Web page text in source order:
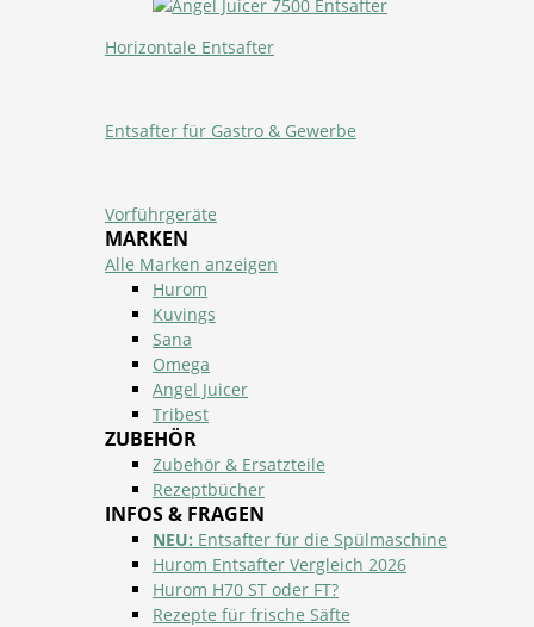
Horizontale Entsafter
Entsafter für Gastro & Gewerbe
Vorführgeräte
MARKEN
Alle Marken anzeigen
Hurom
Kuvings
Sana
Omega
Angel Juicer
Tribest
ZUBEHÖR
Zubehör & Ersatzteile
Rezeptbücher
INFOS & FRAGEN
NEU: Entsafter für die Spülmaschine
Hurom Entsafter Vergleich 2026
Hurom H70 ST oder FT?
Rezepte für frische Säfte